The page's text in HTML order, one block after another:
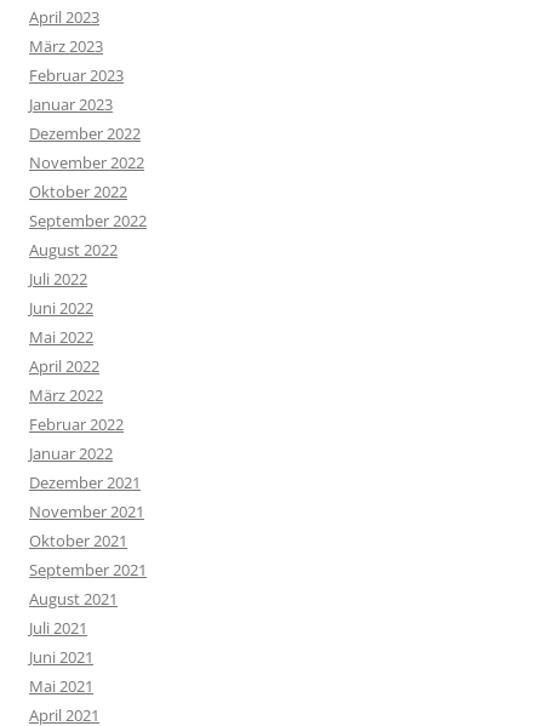
April 2023
März 2023
Februar 2023
Januar 2023
Dezember 2022
November 2022
Oktober 2022
September 2022
August 2022
Juli 2022
Juni 2022
Mai 2022
April 2022
März 2022
Februar 2022
Januar 2022
Dezember 2021
November 2021
Oktober 2021
September 2021
August 2021
Juli 2021
Juni 2021
Mai 2021
April 2021